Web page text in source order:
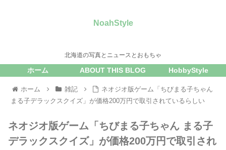
NoahStyle
北海道の写真とニュースとおもちゃ
ホーム ABOUT THIS BLOG HobbyStyle
ホーム 雑記
ネオジオ版ゲーム「ちびまる子ちゃん
まる子デラックスクイズ」が価格200万円で取引されているらしい
ネオジオ版ゲーム「ちびまる子ちゃん まる子
デラックスクイズ」が価格200万円で取引され